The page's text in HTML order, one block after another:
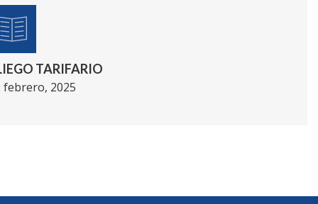
TARIFARIO
febrero, 2025